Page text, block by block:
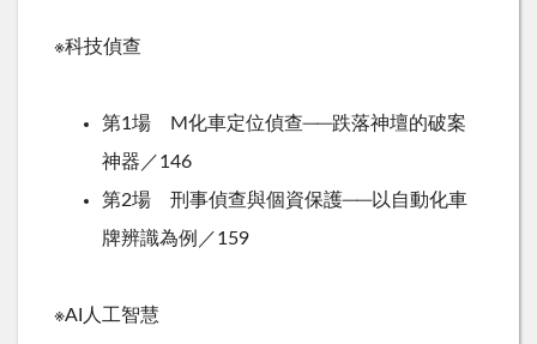
※科技偵查
第1場 M化車定位偵查──跌落神壇的破案
神器／146
第2場 刑事偵查與個資保護──以自動化車
牌辨識為例／159
※AI人工智慧